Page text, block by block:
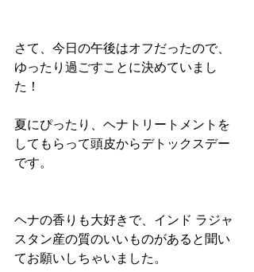
さて、今日の午後はオフだったので、
ゆったり過ごすことに決めていまし
た！
夏にぴったり、ヘナトリートメントを
してもらって頭皮からデトックスデー
です。
ヘナの香りも大好きで、インド ラジャ
スタン産の質のいいものがあると聞い
てお願いしちゃいました。